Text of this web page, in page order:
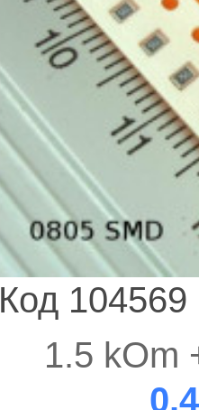
Код 104569
1.5 kOm